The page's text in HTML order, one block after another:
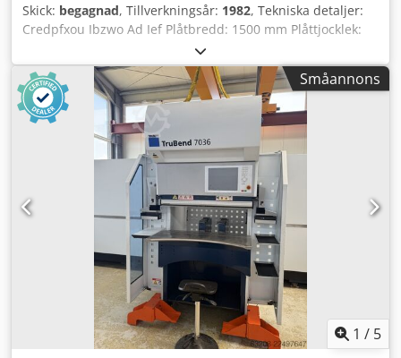
Skick: begagnad, Tillverkningsår: 1982, Tekniska detaljer:
Credpfxou Ibzwo Ad Ief Plåtbredd: 1500 mm Plåttjocklek:
1,5 mm Avstånd mellan stativen: 1760 mm Knivlängd: 152
mm Maximal böjvinkel: 160° Total effektbehov: 1,3 kW
Maskinvikt, ungefär: ca 800 kg Maskinens ungefärliga mått
(L x B x H): 2,5 x 0,7 x 1,5 m * Justerbar övre matris 350 mm
* Justerbar böjmatris/undre matris 60/60 mm, motorstyrd
* Böjradie upp till max. 10 mm * Utan bakre anslag –
eftermontering möjlig * Manuell räknare * Fotpedal,
dubbel (höger/vänster) Rekommenderad böjvinkel enligt
tidigare ägare: 130°. Tillbehör: * 1 uppsättning verktyg,
jämförbart med det på bilden
Småannons
1 / 5